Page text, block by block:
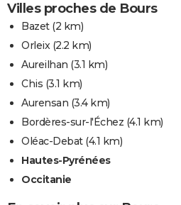
Villes proches de Bours
Bazet(2 km)
Orleix(2.2 km)
Aureilhan (3.1 km)
Chis (3.1 km)
Aurensan (3.4 km)
Bordères-sur-l'Échez (4.1 km)
Oléac-Debat(4.1 km)
Hautes-Pyrénées
Occitanie